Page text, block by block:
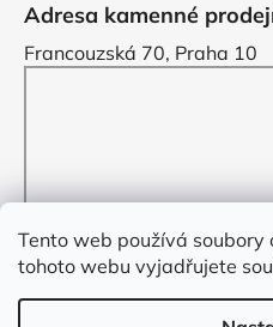
Tento web používá soubory
tohoto webu vyjadřujete
Adresa kamenné
Francouzská 70, Praha 10